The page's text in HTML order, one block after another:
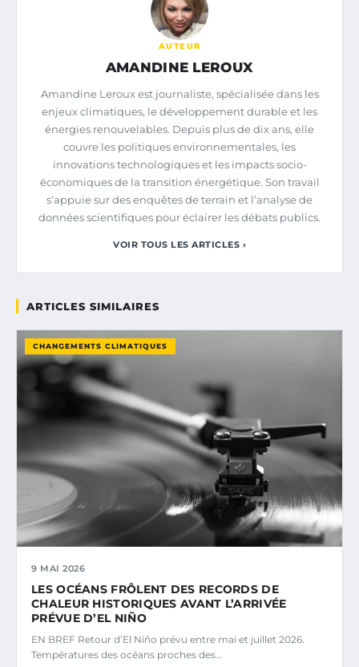
AUTEUR
AMANDINE LEROUX
Amandine Leroux est journaliste, spécialisée dans les
enjeux climatiques, le développement durable et les
énergies renouvelables. Depuis plus de dix ans, elle
couvre les politiques environnementales, les
innovations technologiques et les impacts socio-
économiques de la transition énergétique. Son travail
s’appuie sur des enquêtes de terrain et l’analyse de
données scientifiques pour éclairer les débats publics.
VOIR TOUS LES ARTICLES ›
ARTICLES SIMILAIRES
CHANGEMENTS CLIMATIQUES
9 MAI 2026
LES OCÉANS FRÔLENT DES RECORDS DE
CHALEUR HISTORIQUES AVANT L’ARRIVÉE
PRÉVUE D’EL NIÑO
EN BREF Retour d’El Niño prévu entre mai et juillet 2026.
Températures des océans proches des…